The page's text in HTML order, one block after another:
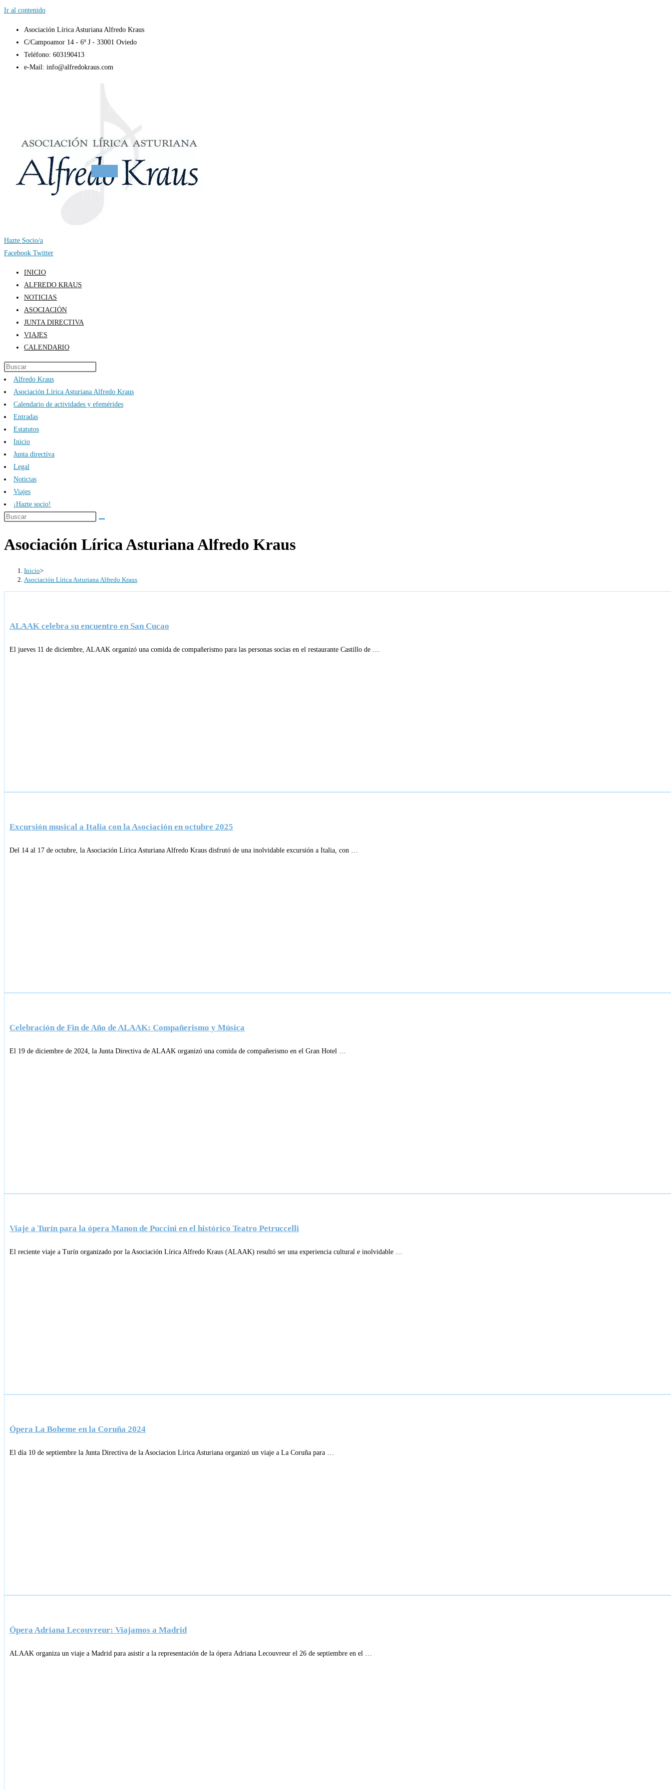
Ir al contenido
Asociación Lírica Asturiana Alfredo Kraus
C/Campoamor 14 - 6º J - 33001 Oviedo
Teléfono: 603190413
e-Mail: info@alfredokraus.com
Hazte Socio/a
Facebook Twitter
INICIO
ALFREDO KRAUS
NOTICIAS
ASOCIACIÓN
JUNTA DIRECTIVA
VIAJES
CALENDARIO
Alfredo Kraus
Asociación Lírica Asturiana Alfredo Kraus
Calendario de actividades y efemérides
Entradas
Estatutos
Inicio
Junta directiva
Legal
Noticias
Viajes
¡Hazte socio!
Asociación Lírica Asturiana Alfredo Kraus
Inicio>
Asociación Lírica Asturiana Alfredo Kraus
ALAAK celebra su encuentro en San Cucao
El jueves 11 de diciembre, ALAAK organizó una comida de compañerismo para las personas socias en el restaurante Castillo de …
Excursión musical a Italia con la Asociación en octubre 2025
Del 14 al 17 de octubre, la Asociación Lírica Asturiana Alfredo Kraus disfrutó de una inolvidable excursión a Italia, con …
Celebración de Fin de Año de ALAAK: Compañerismo y Música
El 19 de diciembre de 2024, la Junta Directiva de ALAAK organizó una comida de compañerismo en el Gran Hotel …
Viaje a Turín para la ópera Manon de Puccini en el histórico Teatro Petruccelli
El reciente viaje a Turín organizado por la Asociación Lírica Alfredo Kraus (ALAAK) resultó ser una experiencia cultural e inolvidable …
Ópera La Boheme en la Coruña 2024
El día 10 de septiembre la Junta Directiva de la Asociacion Lírica Asturiana organizó un viaje a La Coruña para …
Ópera Adriana Lecouvreur: Viajamos a Madrid
ALAAK organiza un viaje a Madrid para asistir a la representación de la ópera Adriana Lecouvreur el 26 de septiembre en el …